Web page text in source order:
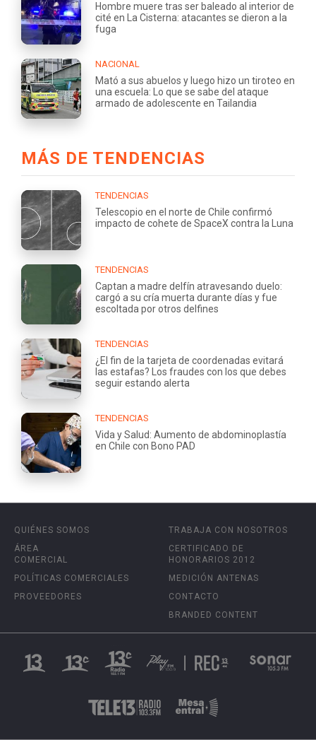
Hombre muere tras ser baleado al interior de
cité en La Cisterna: atacantes se dieron a la
fuga
NACIONAL
Mató a sus abuelos y luego hizo un tiroteo en
una escuela: Lo que se sabe del ataque
armado de adolescente en Tailandia
MÁS DE TENDENCIAS
TENDENCIAS
Telescopio en el norte de Chile confirmó
impacto de cohete de SpaceX contra la Luna
TENDENCIAS
Captan a madre delfín atravesando duelo:
cargó a su cría muerta durante días y fue
escoltada por otros delfines
TENDENCIAS
¿El fin de la tarjeta de coordenadas evitará
las estafas? Los fraudes con los que debes
seguir estando alerta
TENDENCIAS
Vida y Salud: Aumento de abdominoplastía
en Chile con Bono PAD
QUIÉNES SOMOS
ÁREA
COMERCIAL
POLÍTICAS COMERCIALES
PROVEEDORES
TRABAJA CON NOSOTROS
CERTIFICADO DE
HONORARIOS 2012
MEDICIÓN ANTENAS
CONTACTO
BRANDED CONTENT